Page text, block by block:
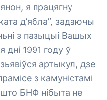
я працягну
д’ябла”, задаючы
з пазыцыі Вашых
дні 1991 году ў
артыкул, дзе
з камуністамі
што БНФ нібыта не